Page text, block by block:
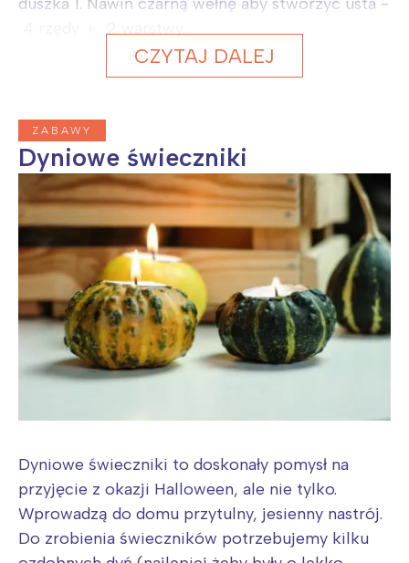
CZYTAJ DALEJ
ZABAWY
Dyniowe świeczniki
Dyniowe świeczniki to doskonały pomysł na
przyjęcie z okazji Halloween, ale nie tylko.
Wprowadzą do domu przytulny, jesienny nastrój.
Do zrobienia świeczników potrzebujemy kilku